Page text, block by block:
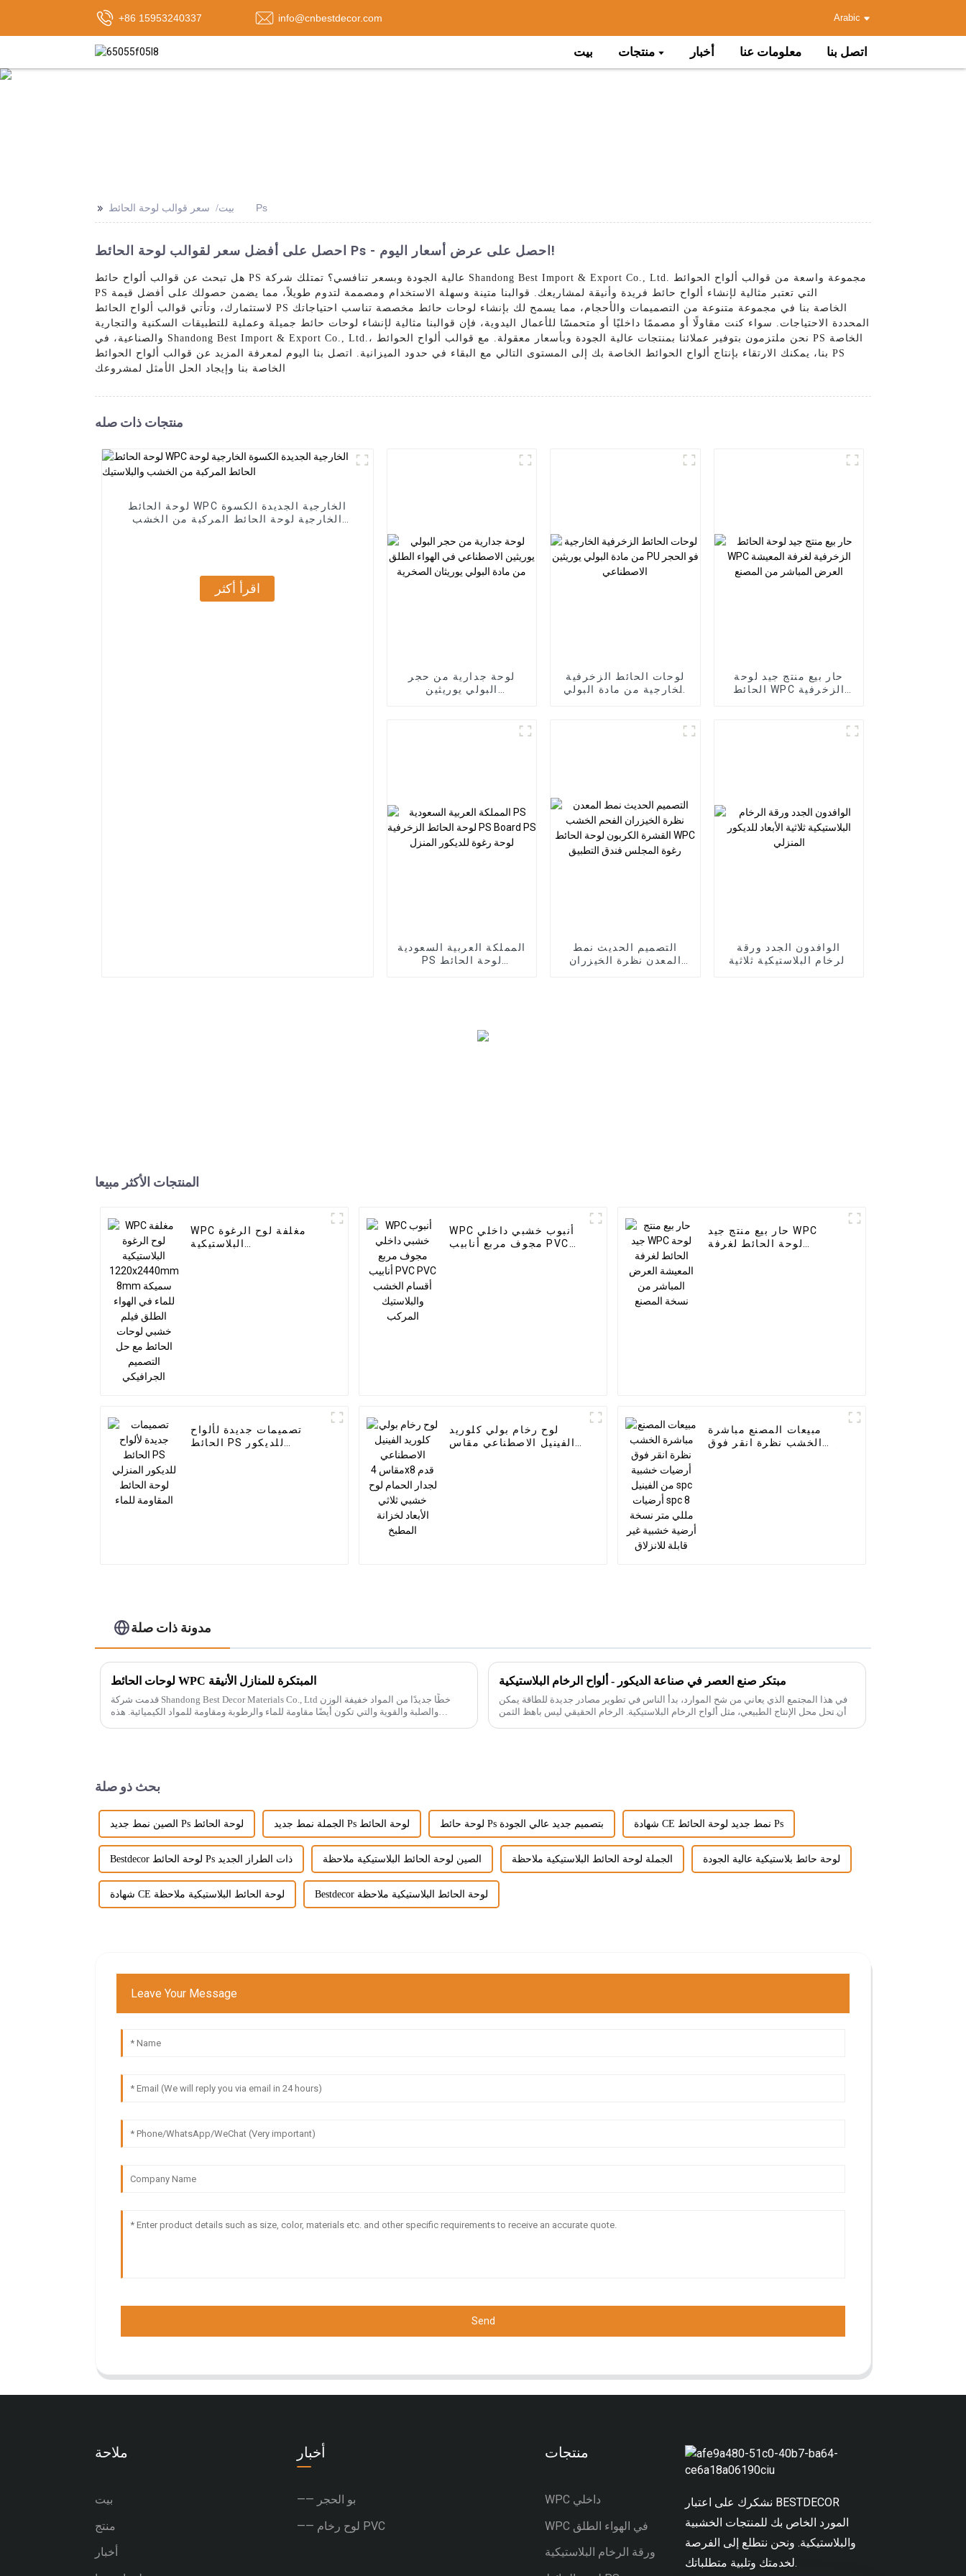
+86 15953240337 info@cnbestdecor.com Arabic
بيت منتجات أخبار معلومات عنا اتصل بنا
>> بيت سعر قوالب لوحة الحائط Ps
احصل على أفضل سعر لقوالب لوحة الحائط Ps - احصل على عرض أسعار اليوم!
هل تبحث عن قوالب ألواح حائط PS عالية الجودة وبسعر تنافسي؟ تمتلك شركة Shandong Best Import & Export Co., Ltd. مجموعة واسعة من قوالب ألواح الحوائط
PS التي تعتبر مثالية لإنشاء ألواح حائط فريدة وأنيقة لمشاريعك. قوالبنا متينة وسهلة الاستخدام ومصممة لتدوم طويلاً، مما يضمن حصولك على أفضل قيمة
لاستثمارك، وتأتي قوالب ألواح الحائط PS الخاصة بنا في مجموعة متنوعة من التصميمات والأحجام، مما يسمح لك بإنشاء لوحات حائط مخصصة تناسب احتياجاتك
المحددة الاحتياجات. سواء كنت مقاولًا أو مصممًا داخليًا أو متحمسًا للأعمال اليدوية، فإن قوالبنا مثالية لإنشاء لوحات حائط جميلة وعملية للتطبيقات السكنية والتجارية
والصناعية، في Shandong Best Import & Export Co., Ltd.، نحن ملتزمون بتوفير عملائنا بمنتجات عالية الجودة وبأسعار معقولة. مع قوالب ألواح الحوائط PS الخاصة
بنا، يمكنك الارتقاء بإنتاج ألواح الحوائط الخاصة بك إلى المستوى التالي مع البقاء في حدود الميزانية. اتصل بنا اليوم لمعرفة المزيد عن قوالب ألواح الحوائط PS
الخاصة بنا وإيجاد الحل الأمثل لمشروعك
منتجات ذات صله
لوحة الحائط WPC الخارجية الجديدة الكسوة
الخارجية لوحة الحائط المركبة من الخشب
اقرأ أكثر
لوحة جدارية من حجر
البولي يوريثين
لوحات الحائط الزخرفية
الخارجية من مادة البولي
حار بيع منتج جيد لوحة
الحائط WPC الزخرفية
المملكة العربية السعودية
PS لوحة الحائط
التصميم الحديث نمط
المعدن نظرة الخيزران
الوافدون الجدد ورقة
الرخام البلاستيكية ثلاثية
المنتجات الأكثر مبيعا
WPC مغلفة لوح الرغوة
البلاستيكية
WPC أنبوب خشبي داخلي
مجوف مربع أنابيب PVC
حار بيع منتج جيد WPC
لوحة الحائط لغرفة
تصميمات جديدة لألواح
الحائط PS للديكور
لوح رخام بولي كلوريد
الفينيل الاصطناعي مقاس
مبيعات المصنع مباشرة
الخشب نظرة انقر فوق
مدونة ذات صلة
لوحات الحائط WPC المبتكرة للمنازل الأنيقة
قدمت شركة Shandong Best Decor Materials Co., Ltd خطًا جديدًا من المواد خفيفة الوزن
والصلبة والقوية والتي تكون أيضًا مقاومة للماء والرطوبة ومقاومة للمواد الكيميائية. هذه
مبتكر صنع العصر في صناعة الديكور - ألواح الرخام البلاستيكية
في هذا المجتمع الذي يعاني من شح الموارد، بدأ الناس في تطوير مصادر جديدة للطاقة يمكن
أن تحل محل الإنتاج الطبيعي، مثل ألواح الرخام البلاستيكية. الرخام الحقيقي ليس باهظ الثمن
بحث ذو صلة
الصين نمط جديد Ps لوحة الحائط الجملة نمط جديد Ps لوحة الحائط لوحة حائط Ps بتصميم جديد عالي الجودة شهادة CE نمط جديد لوحة الحائط Ps
Bestdecor لوحة الحائط Ps ذات الطراز الجديد الصين لوحة الحائط البلاستيكية ملاحظة الجملة لوحة الحائط البلاستيكية ملاحظة لوحة حائط بلاستيكية عالية الجودة
شهادة CE لوحة الحائط البلاستيكية ملاحظة Bestdecor لوحة الحائط البلاستيكية ملاحظة
Leave Your Message
Send
ملاحة
بيت
منتج
أخبار
أخبار
—— بو الحجر
—— لوح رخام PVC
منتجات
WPC داخلي
WPC في الهواء الطلق
ورقة الرخام البلاستيكية
نشكرك على اعتبار BESTDECOR
المورد الخاص بك للمنتجات الخشبية
والبلاستيكية. ونحن نتطلع إلى الفرصة
لخدمتك وتلبية متطلباتك.